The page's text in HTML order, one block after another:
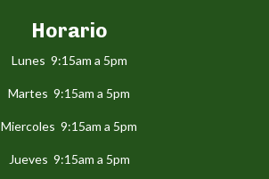
Horario
Lunes 9:15am a 5pm
Martes 9:15am a 5pm
Miercoles 9:15am a 5pm
Jueves 9:15am a 5pm